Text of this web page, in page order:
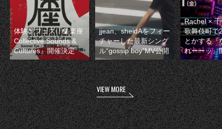
体験型フェス『集楽座
Collective Sounds &
Cultures』開催決定
jjean、sheidAをフィー
チャーした最新シング
ル“gossip boy”MV公開
Rachel ×
歌舞伎町で
とかする『
れーーッ』
VIEW MORE